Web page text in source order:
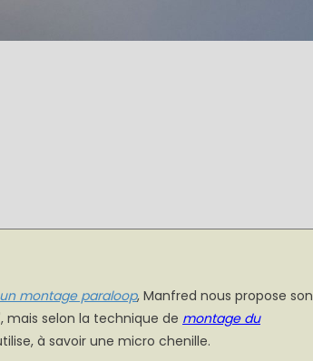
montage paraloop, Manfred nous propose son
selon la technique de montage du
à savoir une micro chenille.